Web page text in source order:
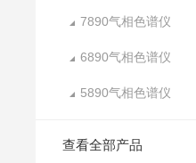
7890气相色谱仪
6890气相色谱仪
5890气相色谱仪
查看全部产品